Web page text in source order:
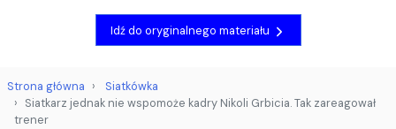
Idź do oryginalnego materiału
Strona główna
Siatkówka
Siatkarz jednak nie wspomoże kadry Nikoli Grbicia. Tak zareagował
trener